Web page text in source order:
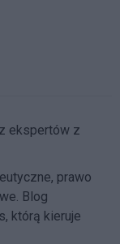
ekspertów z
prawo
Blog
którą kieruje